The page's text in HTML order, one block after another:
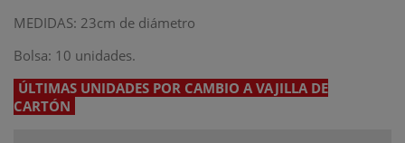
MEDIDAS: 23cm de diámetro
Bolsa: 10 unidades.
ÚLTIMAS UNIDADES POR CAMBIO A VAJILLA DE
CARTÓN